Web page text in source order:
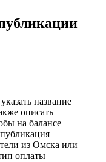
название
описать
на балансе
из Омска или
оплаты